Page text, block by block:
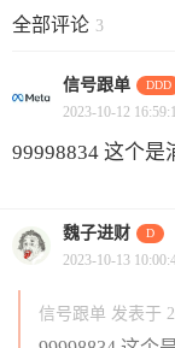
全部评论 3
信号跟单 DDD
2023-10-12
99998834 这个是
魏子进财 D
2023-10-13
信号跟单 发表于